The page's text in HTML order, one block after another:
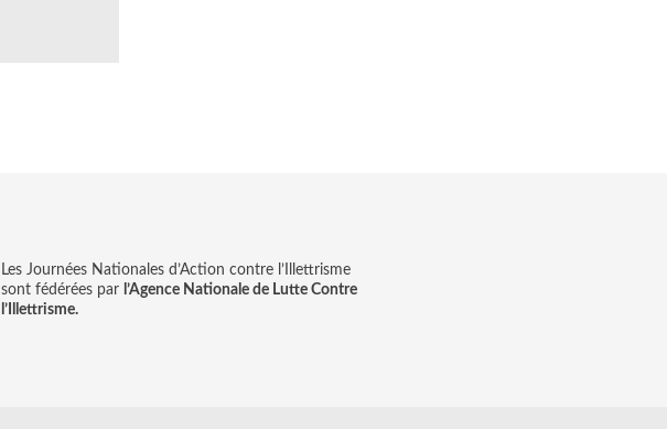
Les Journées Nationales d’Action contre l’Illettrisme
sont fédérées par l’Agence Nationale de Lutte Contre
l’Illettrisme.